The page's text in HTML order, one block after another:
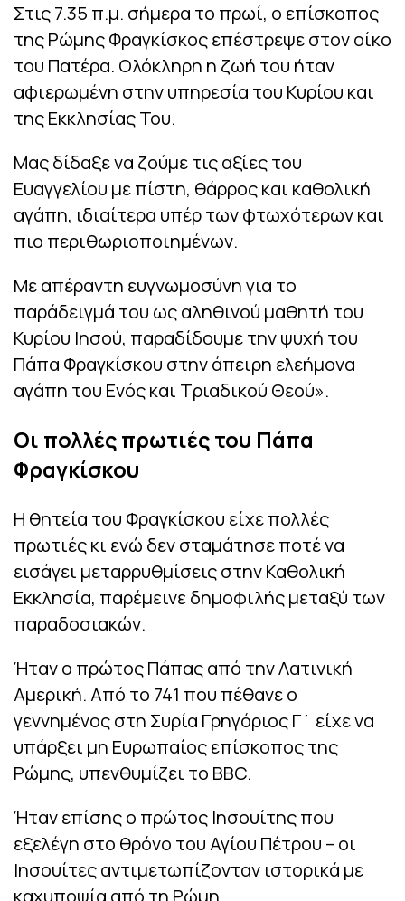
Στις 7.35 π.μ. σήμερα το πρωί, ο επίσκοπος
της Ρώμης Φραγκίσκος επέστρεψε στον οίκο
του Πατέρα. Ολόκληρη η ζωή του ήταν
αφιερωμένη στην υπηρεσία του Κυρίου και
της Εκκλησίας Του.
Μας δίδαξε να ζούμε τις αξίες του
Ευαγγελίου με πίστη, θάρρος και καθολική
αγάπη, ιδιαίτερα υπέρ των φτωχότερων και
πιο περιθωριοποιημένων.
Με απέραντη ευγνωμοσύνη για το
παράδειγμά του ως αληθινού μαθητή του
Κυρίου Ιησού, παραδίδουμε την ψυχή του
Πάπα Φραγκίσκου στην άπειρη ελεήμονα
αγάπη του Ενός και Τριαδικού Θεού».
Οι πολλές πρωτιές του Πάπα
Φραγκίσκου
Η θητεία του Φραγκίσκου είχε πολλές
πρωτιές κι ενώ δεν σταμάτησε ποτέ να
εισάγει μεταρρυθμίσεις στην Καθολική
Εκκλησία, παρέμεινε δημοφιλής μεταξύ των
παραδοσιακών.
Ήταν ο πρώτος Πάπας από την Λατινική
Αμερική. Από το 741 που πέθανε ο
γεννημένος στη Συρία Γρηγόριος Γ΄ είχε να
υπάρξει μη Ευρωπαίος επίσκοπος της
Ρώμης, υπενθυμίζει το BBC.
Ήταν επίσης ο πρώτος Ιησουίτης που
εξελέγη στο θρόνο του Αγίου Πέτρου – οι
Ιησουίτες αντιμετωπίζονταν ιστορικά με
καχυποψία από τη Ρώμη.